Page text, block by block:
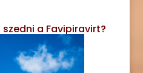
a Favipiravirt?